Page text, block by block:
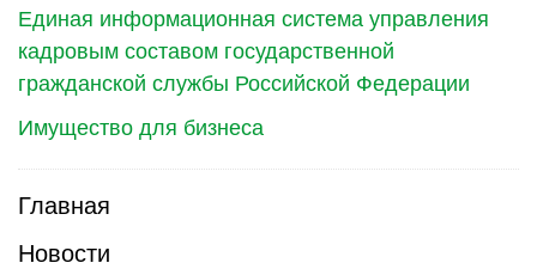
Единая информационная система управления
кадровым составом государственной
гражданской службы Российской Федерации
Имущество для бизнеса
Главная
Новости